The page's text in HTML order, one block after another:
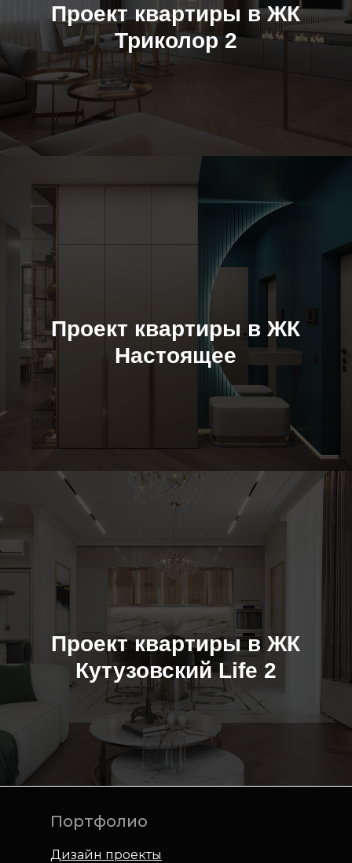
Проект квартиры в ЖК
Триколор 2
Проект квартиры в ЖК
Настоящее
Проект квартиры в ЖК
Кутузовский Life 2
Портфолио
Дизайн проекты